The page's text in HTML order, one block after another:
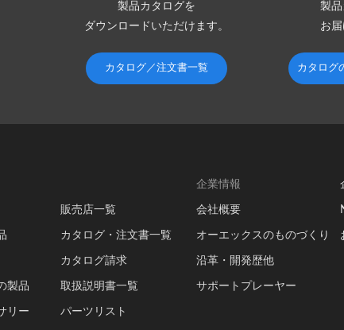
製品カタログを
ダウンロードいただけます。
カタログ／注文書一覧
製
お届
カタログ
製品
リー
販売店一覧
カタログ・注文書一覧
カタログ請求
取扱説明書一覧
パーツリスト
企業情報
会社概要
オーエックスのものづくり
沿革・開発歴他
サポートプレーヤー